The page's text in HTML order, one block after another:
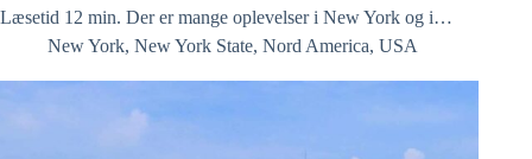
Læsetid 12 min. Der er mange oplevelser i New York og i…
New York, New York State, Nord America, USA